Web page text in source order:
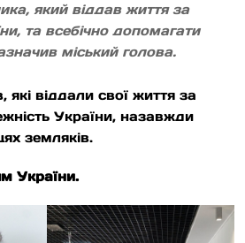
який віддав життя за
та всебічно допомагати
міський голова.
які віддали свої життя за
України, назавжди
земляків.
України.